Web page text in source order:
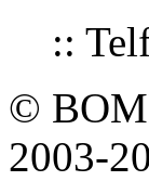
::
©
2003-